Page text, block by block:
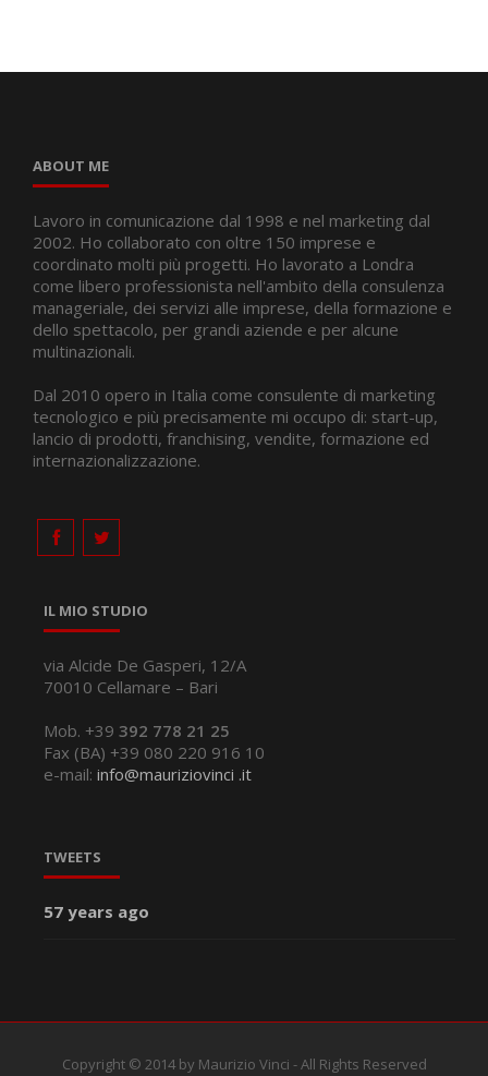
ABOUT ME
Lavoro in comunicazione dal 1998 e nel marketing dal
2002. Ho collaborato con oltre 150 imprese e
coordinato molti più progetti. Ho lavorato a Londra
come libero professionista nell'ambito della consulenza
manageriale, dei servizi alle imprese, della formazione e
dello spettacolo, per grandi aziende e per alcune
multinazionali.
Dal 2010 opero in Italia come consulente di marketing
tecnologico e più precisamente mi occupo di: start-up,
lancio di prodotti, franchising, vendite, formazione ed
internazionalizzazione.
IL MIO STUDIO
via Alcide De Gasperi, 12/A
70010 Cellamare – Bari
Mob. +39 392 778 21 25
Fax (BA) +39 080 220 916 10
e-mail: info@mauriziovinci .it
TWEETS
57 years ago
Copyright © 2014 by Maurizio Vinci - All Rights Reserved